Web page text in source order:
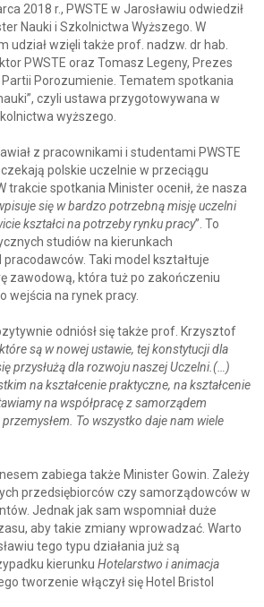
2018 r., PWSTE w Jarosławiu odwiedził
Nauki i Szkolnictwa Wyższego. W
udział wzięli także prof. nadzw. dr hab.
PWSTE oraz Tomasz Legeny, Prezes
Porozumienie. Tematem spotkania
czyli ustawa przygotowywana w
wyższego.
z pracownikami i studentami PWSTE
polskie uczelnie w przeciągu
trakcie spotkania Minister ocenił, że nasza
się w bardzo potrzebną misję uczelni
kształci na potrzeby rynku pracy”. To
studiów na kierunkach
Taki model kształtuje
zawodową, która tuż po zakończeniu
wejścia na rynek pracy.
odniósł się także prof. Krzysztof
które są w nowej ustawie, tej konstytucji dla
przysłużą dla rozwoju naszej Uczelni.(…)
na kształcenie praktyczne, na kształcenie
na współpracę z samorządem
To wszystko daje nam wiele
zabiega także Minister Gowin. Zależy
przedsiębiorców czy samorządowców w
Jednak jak sam wspomniał duże
aby takie zmiany wprowadzać. Warto
tego typu działania już są
kierunku Hotelarstwo i animacja
tworzenie włączył się Hotel Bristol